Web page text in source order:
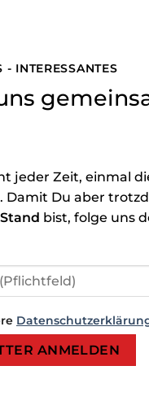
- INTERESSANTES
jeder Zeit, einmal
Damit Du aber
bist, folge uns
leer.
leer.